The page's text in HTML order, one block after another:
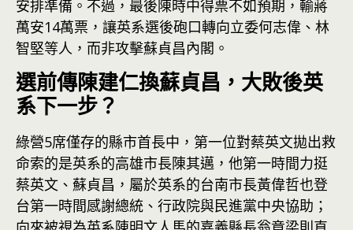
安排準備。不過，最後陳時中得票不如預期，輸蔣
萬安14萬票，讓英系選後砲口轉向立委何志偉、林
智堅等人，而非攻擊蘇貞昌內閣。
選前傳陳建仁換蘇貞昌，大敗後英
系下一步？
綠營5席僅存的縣市首長中，第一位對蔡英文拋出救
命索的是英系的高雄市長陳其邁，他第一時間力挺
蔡英文、蘇貞昌，屬於英系的台南市長黃偉哲也登
台第一時間感謝總統、行政院與民進黨中央協助；